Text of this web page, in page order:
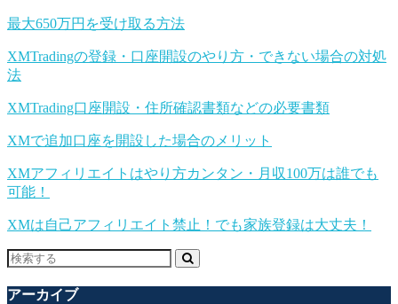
最大650万円を受け取る方法
XMTradingの登録・口座開設のやり方・できない場合の対処
法
XMTrading口座開設・住所確認書類などの必要書類
XMで追加口座を開設した場合のメリット
XMアフィリエイトはやり方カンタン・月収100万は誰でも
可能！
XMは自己アフィリエイト禁止！でも家族登録は大丈夫！
アーカイブ